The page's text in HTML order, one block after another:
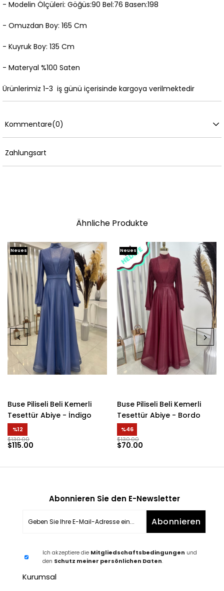
- Modelin Ölçüleri: Göğüs:90 Bel:76 Basen:198
- Omuzdan Boy: 165 Cm
- Kuyruk Boy: 135 Cm
- Materyal %100 Saten
Ürünlerimiz 1-3 iş günü içerisinde kargoya verilmektedir
Kommentare(0)
Zahlungsart
Ähnliche Produkte
Buse Piliseli Beli Kemerli
Tesettür Abiye - İndigo
%12
$115.00
$130.00
Neues
Produkt
Buse Piliseli Beli Kemerli
Tesettür Abiye - Bordo
%46
$70.00
$130.00
Neues
Produkt
Abonnieren Sie den E-Newsletter
Abonnieren
Ich akzeptiere die Mitgliedschaftsbedingungen und
den Schutz meiner persönlichen Daten.
Kurumsal